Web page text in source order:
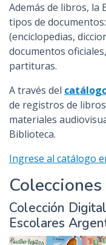
Además de libros, la
tipos de
(enciclopedias,
documentos
partituras.
A través del
de registros de
materiales
Biblioteca.
Ingrese al catálogo
Colección
Escolares